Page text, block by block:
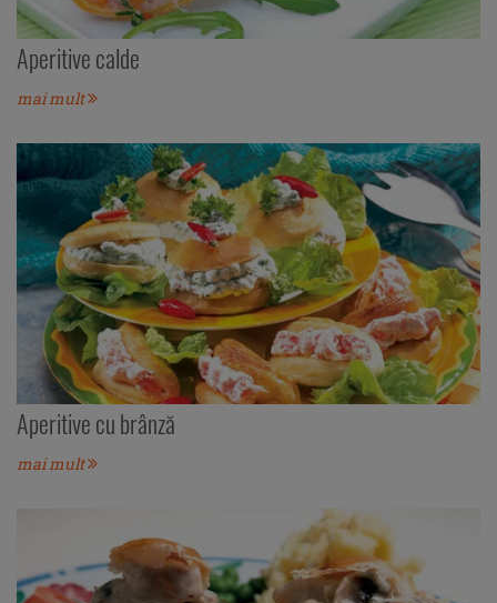
Aperitive calde
mai mult
Aperitive cu brânză
mai mult